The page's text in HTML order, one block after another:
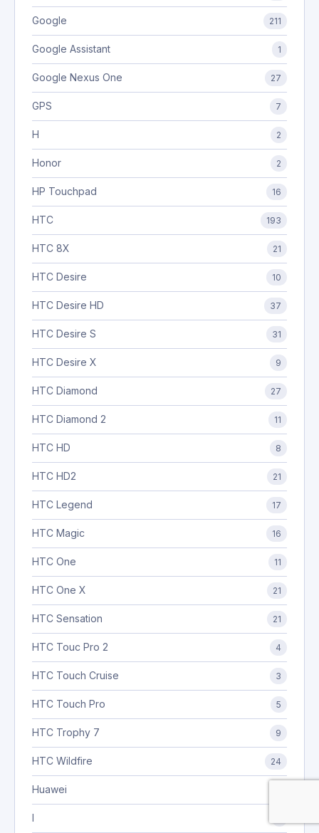
Google 211
Google Assistant 1
Google Nexus One 27
GPS 7
H 2
Honor 2
HP Touchpad 16
HTC 193
HTC 8X 21
HTC Desire 10
HTC Desire HD 37
HTC Desire S 31
HTC Desire X 9
HTC Diamond 27
HTC Diamond 2 11
HTC HD 8
HTC HD2 21
HTC Legend 17
HTC Magic 16
HTC One 11
HTC One X 21
HTC Sensation 21
HTC Touc Pro 2 4
HTC Touch Cruise 3
HTC Touch Pro 5
HTC Trophy 7 9
HTC Wildfire 24
Huawei
I